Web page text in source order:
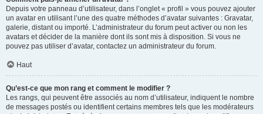
Depuis votre panneau d’utilisateur, dans l’onglet « profil » vous pouvez ajouter
un avatar en utilisant l’une des quatre méthodes d’avatar suivantes : Gravatar,
galerie, distant ou importé. L’administrateur du forum peut activer ou non les
avatars et décider de la manière dont ils sont mis à disposition. Si vous ne
pouvez pas utiliser d’avatar, contactez un administrateur du forum.
Haut
Qu’est-ce que mon rang et comment le modifier ?
Les rangs, qui peuvent être associés au nom d’utilisateur, indiquent le nombre
de messages postés ou identifient certains membres tels que les modérateurs